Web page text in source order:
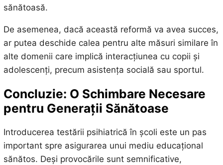
sănătoasă.
De asemenea, dacă această reformă va avea succes,
ar putea deschide calea pentru alte măsuri similare în
alte domenii care implică interacțiunea cu copii și
adolescenți, precum asistența socială sau sportul.
Concluzie: O Schimbare Necesare
pentru Generații Sănătoase
Introducerea testării psihiatrică în școli este un pas
important spre asigurarea unui mediu educațional
sănătos. Deși provocările sunt semnificative,